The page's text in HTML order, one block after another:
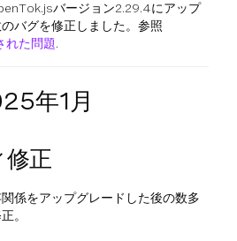
バージョン2.29.4にアップ
バグを修正しました。参照
れた問題.
年1月
正
係をアップグレードした後の数多
。